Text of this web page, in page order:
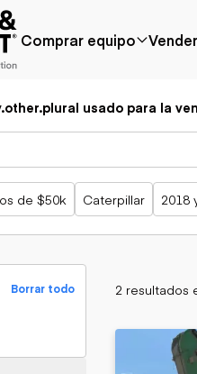
Comprar equipo
Marca popular
Caterpillar
Chevrolet
Ford
Freightliner
Genie
GMC
International
Peterbilt
Vender
usado para la
de $50k Caterpillar 2018
Borrar todo 2 resultados